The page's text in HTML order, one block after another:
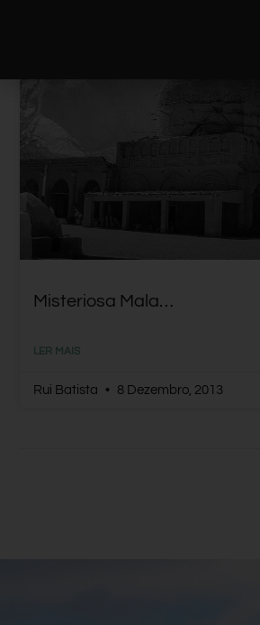
Misteriosa Mala…
LER MAIS
Rui Batista 8 Dezembro, 2013